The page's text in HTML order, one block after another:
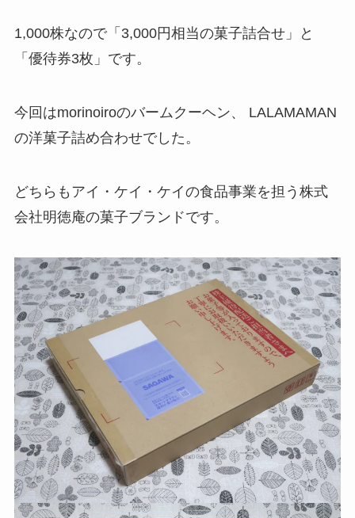
1,000株なので「3,000円相当の菓子詰合せ」と
「優待券3枚」です。
今回はmorinoiroのバームクーヘン、 LALAMAMAN
の洋菓子詰め合わせでした。
どちらもアイ・ケイ・ケイの食品事業を担う株式
会社明徳庵の菓子ブランドです。